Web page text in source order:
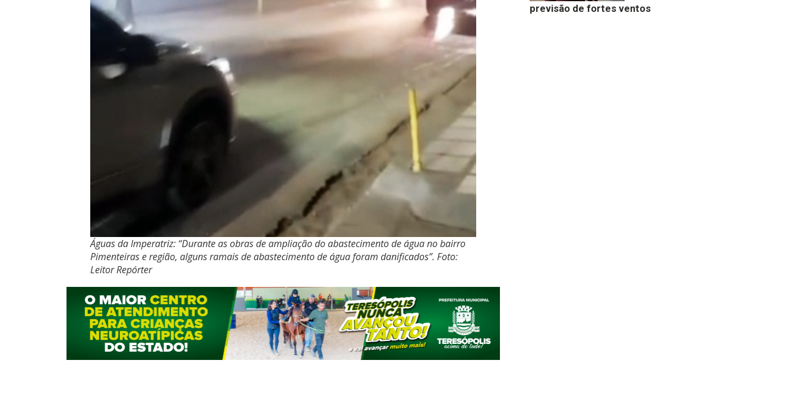
Águas da Imperatriz: “Durante as obras de ampliação do abastecimento de água no bairro
Pimenteiras e região, alguns ramais de abastecimento de água foram danificados”. Foto:
Leitor Repórter
previsão de fortes ventos